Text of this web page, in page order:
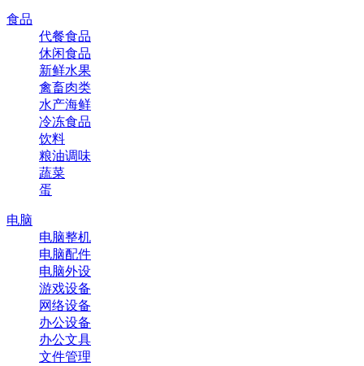
食品
代餐食品
休闲食品
新鲜水果
禽畜肉类
水产海鲜
冷冻食品
饮料
粮油调味
蔬菜
蛋
电脑
电脑整机
电脑配件
电脑外设
游戏设备
网络设备
办公设备
办公文具
文件管理